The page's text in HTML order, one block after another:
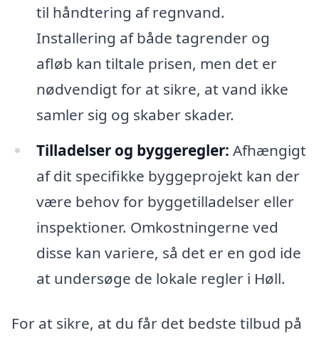
til håndtering af regnvand.
Installering af både tagrender og
afløb kan tiltale prisen, men det er
nødvendigt for at sikre, at vand ikke
samler sig og skaber skader.
Tilladelser og byggeregler: Afhængigt
af dit specifikke byggeprojekt kan der
være behov for byggetilladelser eller
inspektioner. Omkostningerne ved
disse kan variere, så det er en god ide
at undersøge de lokale regler i Høll.
For at sikre, at du får det bedste tilbud på